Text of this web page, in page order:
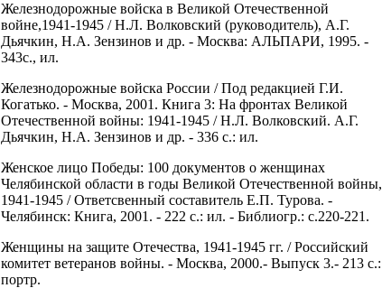
Железнодорожные войска в Великой Отечественной
войне,1941-1945 / Н.Л. Волковский (руководитель), А.Г.
Дьячкин, Н.А. Зензинов и др. - Москва: АЛЬПАРИ, 1995. -
343с., ил.
Железнодорожные войска России / Под редакцией Г.И.
Когатько. - Москва, 2001. Книга 3: На фронтах Великой
Отечественной войны: 1941-1945 / Н.Л. Волковский. А.Г.
Дьячкин, Н.А. Зензинов и др. - 336 с.: ил.
Женское лицо Победы: 100 документов о женщинах
Челябинской области в годы Великой Отечественной войны,
1941-1945 / Ответсвенный составитель Е.П. Турова. -
Челябинск: Книга, 2001. - 222 с.: ил. - Библиогр.: с.220-221.
Женщины на защите Отечества, 1941-1945 гг. / Российский
комитет ветеранов войны. - Москва, 2000.- Выпуск 3.- 213 с.:
портр.